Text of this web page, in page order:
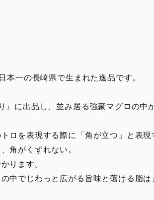
一の長崎県で生まれた逸品です。
に出品し、並み居る強豪マグロの中
ロを表現する際に「角が立つ」と表現
角がくずれない。
ります。
中でじわっと広がる旨味と蕩ける脂は